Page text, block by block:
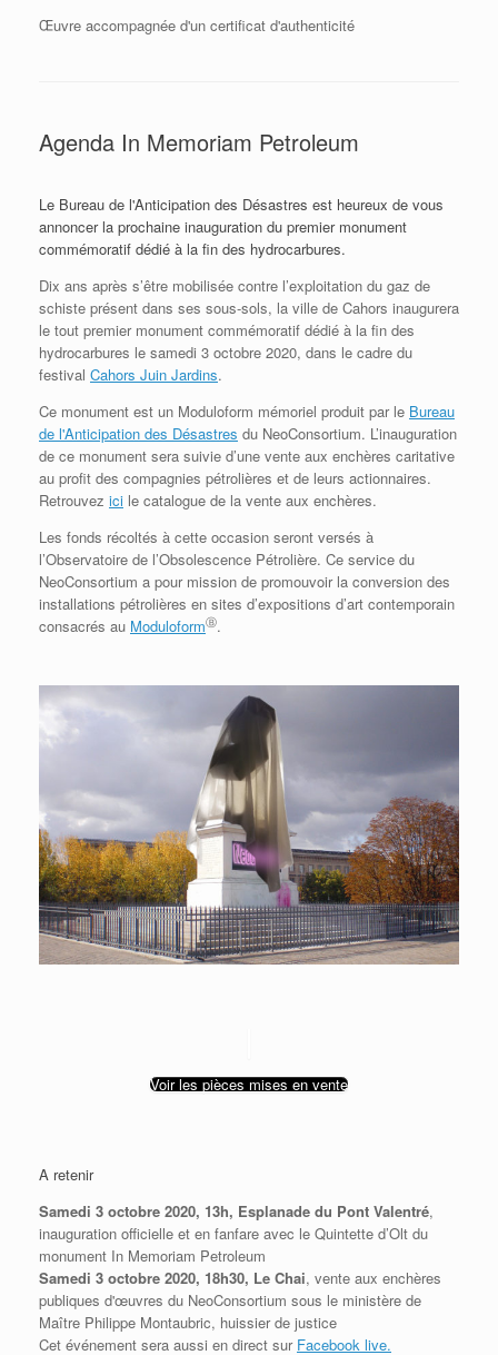
Œuvre accompagnée d'un certificat d'authenticité
Agenda In Memoriam Petroleum
Le Bureau de l'Anticipation des Désastres est heureux de vous
annoncer la prochaine inauguration du premier monument
commémoratif dédié à la fin des hydrocarbures.
Dix ans après s’être mobilisée contre l’exploitation du gaz de
schiste présent dans ses sous-sols, la ville de Cahors inaugurera
le tout premier monument commémoratif dédié à la fin des
hydrocarbures le samedi 3 octobre 2020, dans le cadre du
festival Cahors Juin Jardins.
Ce monument est un Moduloform mémoriel produit par le Bureau
de l'Anticipation des Désastres du NeoConsortium. L’inauguration
de ce monument sera suivie d’une vente aux enchères caritative
au profit des compagnies pétrolières et de leurs actionnaires.
Retrouvez ici le catalogue de la vente aux enchères.
Les fonds récoltés à cette occasion seront versés à
l’Observatoire de l’Obsolescence Pétrolière. Ce service du
NeoConsortium a pour mission de promouvoir la conversion des
installations pétrolières en sites d’expositions d’art contemporain
consacrés au ModuloformⒷ.
Voir les pièces mises en vente
A retenir
Samedi 3 octobre 2020, 13h, Esplanade du Pont Valentré,
inauguration officielle et en fanfare avec le Quintette d’Olt du
monument In Memoriam Petroleum
Samedi 3 octobre 2020, 18h30, Le Chai, vente aux enchères
publiques d'œuvres du NeoConsortium sous le ministère de
Maître Philippe Montaubric, huissier de justice
Cet événement sera aussi en direct sur Facebook live.